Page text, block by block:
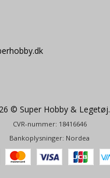
© Super Hobby & Legetøj.
CVR-nummer: 18416646
Bankoplysninger: Nordea